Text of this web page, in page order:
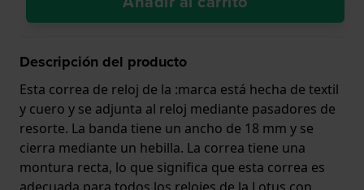
Descripción del producto
Esta correa de reloj de la :marca está hecha de textil
y cuero y se adjunta al reloj mediante pasadores de
resorte. La banda tiene un ancho de 18 mm y se
cierra mediante un hebilla. La correa tiene una
montura recta, lo que significa que esta correa es